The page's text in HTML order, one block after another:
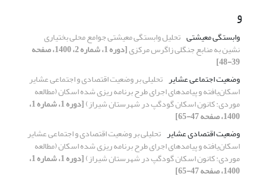
و
وابستگی معیشتی تحلیل وابستگی معیشتی جوامع محلی بختیاری
نشین به منابع جنگلی زاگرس مرکزی [دوره 1، شماره 2، 1400، صفحه
39-48]
وضعیت اجتماعی عشایر تحلیلی بر وضعیت اقتصادی و اجتماعی عشایر
اسکان‌یافته و پیامدهای اجرای طرح برنامه ریزی شده اسکان (مطالعه
موردی: کانون اسکان گودگپ در شهرستان شیراز) [دوره 1، شماره 1،
1400، صفحه 47-65]
وضعیت اقتصادی عشایر تحلیلی بر وضعیت اقتصادی و اجتماعی عشایر
اسکان‌یافته و پیامدهای اجرای طرح برنامه ریزی شده اسکان (مطالعه
موردی: کانون اسکان گودگپ در شهرستان شیراز) [دوره 1، شماره 1،
1400، صفحه 47-65]